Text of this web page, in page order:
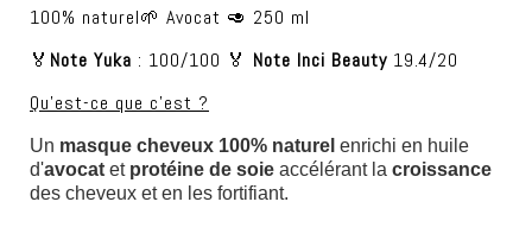
100% naturel🌱 Avocat 🥑 250 ml
🏅 Note Yuka : 100/100 🏅 Note Inci Beauty 19.4/20
Qu'est-ce que c'est ?
Un masque cheveux 100% naturel enrichi en huile
d'avocat et protéine de soie accélérant la croissance
des cheveux et en les fortifiant.